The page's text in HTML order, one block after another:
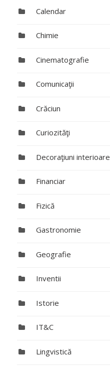
Calendar
Chimie
Cinematografie
Comunicaţii
Crăciun
Curiozităţi
Decoraţiuni interioare
Financiar
Fizică
Gastronomie
Geografie
Inventii
Istorie
IT&C
Lingvistică